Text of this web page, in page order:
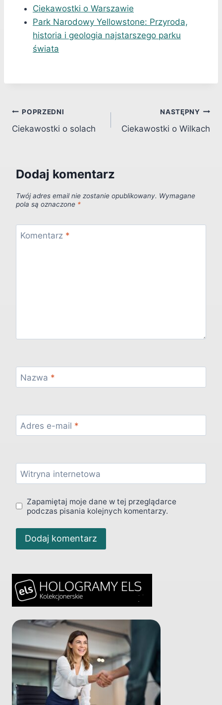
Ciekawostki o Warszawie
Park Narodowy Yellowstone: Przyroda,
historia i geologia najstarszego parku
świata
Nawigacja
wpisu
POPRZEDNI
Ciekawostki o solach
NASTĘPNY
Ciekawostki o Wilkach
Dodaj komentarz
Twój adres email nie zostanie opublikowany. Wymagane
pola są oznaczone *
Komentarz *
Nazwa *
Adres e-mail *
Witryna internetowa
Zapamiętaj moje dane w tej przeglądarce
podczas pisania kolejnych komentarzy.